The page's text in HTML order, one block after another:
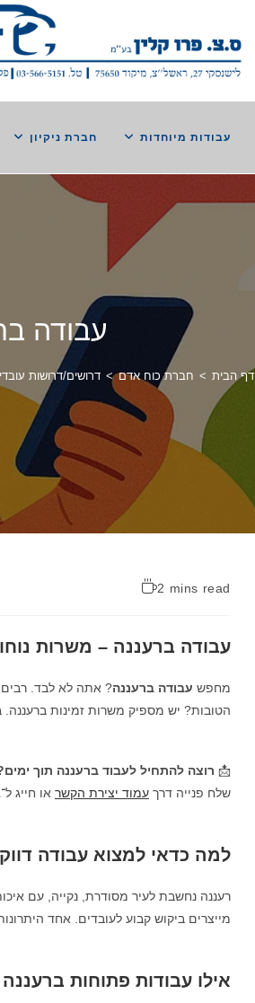
עבודות מיוחדות חברת ניקיון
עבודה
דף הבית > חברת כוח אדם > דרושים/דרושות
2 mins read
עבודה ברעננה – משרות
מחפש עבודה ברעננה? אתה לא לבד. רבים
הטובות? יש מספיק משרות זמינות
📩 רוצה להתחיל לעבוד ברעננה תוך
שלח פנייה דרך עמוד יצירת הקשר או חייג ל־
למה כדאי למצוא עבודה
רעננה נחשבת לעיר מסודרת, נקייה, עם
מייצרים ביקוש קבוע לעובדים. אחד
אילו עבודות פתוחות